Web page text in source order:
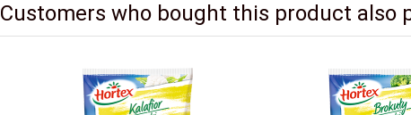
Customers who bought this product also